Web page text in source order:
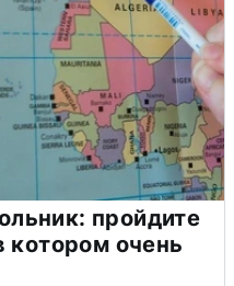
пройдите
котором очень